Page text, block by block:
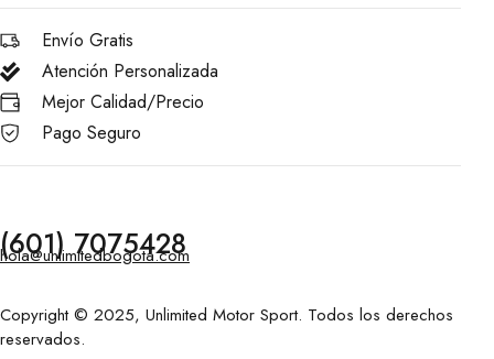
Envío Gratis
Atención Personalizada
Mejor Calidad/Precio
Pago Seguro
(601) 7075428
hola@unlimitedbogota.com
Copyright © 2025, Unlimited Motor Sport. Todos los derechos
reservados.